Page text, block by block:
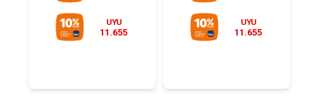
UYU
11.655
UYU
11.655